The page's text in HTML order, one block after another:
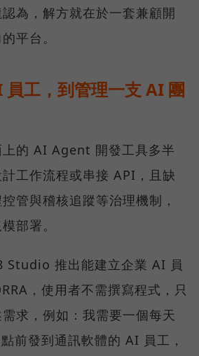
為，解方就在於一套兼顧開
平台。
工，到管理一支 AI 團
上的 AI Agent 開發工具多半
工作流程或串接 API，且缺
管與稽核追蹤等治理機制，
部署。
Studio 推出能建立企業 AI 員
，使用者不需撰寫程式，只
求，例如：我需要一個每天
前發到通訊軟體的 AI 員工，